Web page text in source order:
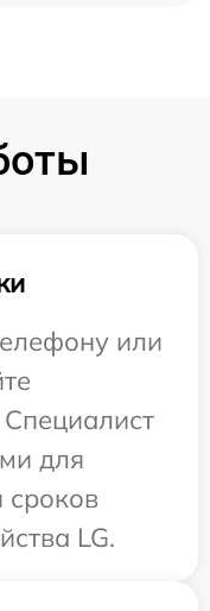
или
Специалист
для
сроков
LG.